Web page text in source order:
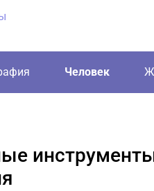
Человек